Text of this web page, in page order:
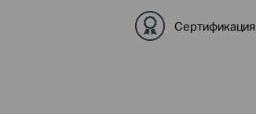
Сертификация